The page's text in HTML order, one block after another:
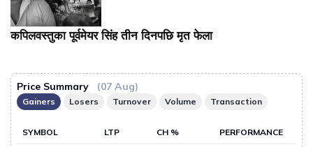
कपिलवस्तुका पूर्वमेयर सिंह तीन दिनपछि मृत फेला